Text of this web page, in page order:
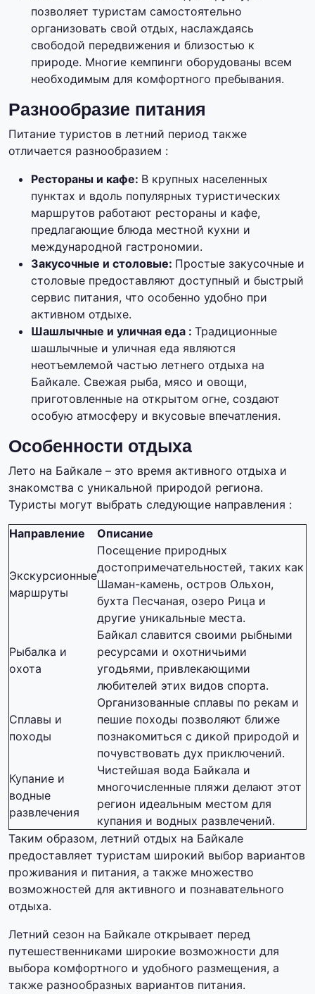
позволяет туристам самостоятельно
организовать свой отдых, наслаждаясь
свободой передвижения и близостью к
природе. Многие кемпинги оборудованы всем
необходимым для комфортного пребывания.
Разнообразие питания
Питание туристов в летний период также
отличается разнообразием :
Рестораны и кафе: В крупных населенных
пунктах и вдоль популярных туристических
маршрутов работают рестораны и кафе,
предлагающие блюда местной кухни и
международной гастрономии.
Закусочные и столовые: Простые закусочные и
столовые предоставляют доступный и быстрый
сервис питания, что особенно удобно при
активном отдыхе.
Шашлычные и уличная еда : Традиционные
шашлычные и уличная еда являются
неотъемлемой частью летнего отдыха на
Байкале. Свежая рыба, мясо и овощи,
приготовленные на открытом огне, создают
особую атмосферу и вкусовые впечатления.
Особенности отдыха
Лето на Байкале – это время активного отдыха и
знакомства с уникальной природой региона.
Туристы могут выбрать следующие направления :
Направление Описание
Экскурсионные
маршруты
Посещение природных
достопримечательностей, таких как
Шаман-камень, остров Ольхон,
бухта Песчаная, озеро Рица и
другие уникальные места.
Рыбалка и
охота
Байкал славится своими рыбными
ресурсами и охотничьими
угодьями, привлекающими
любителей этих видов спорта.
Сплавы и
походы
Организованные сплавы по рекам и
пешие походы позволяют ближе
познакомиться с дикой природой и
почувствовать дух приключений.
Купание и
водные
развлечения
Чистейшая вода Байкала и
многочисленные пляжи делают этот
регион идеальным местом для
купания и водных развлечений.
Таким образом, летний отдых на Байкале
предоставляет туристам широкий выбор вариантов
проживания и питания, а также множество
возможностей для активного и познавательного
отдыха.
Летний сезон на Байкале открывает перед
путешественниками широкие возможности для
выбора комфортного и удобного размещения, а
также разнообразных вариантов питания.